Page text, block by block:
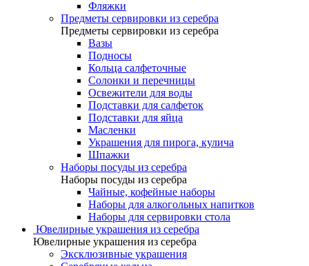
Фляжки
Предметы сервировки из серебра
Предметы сервировки из серебра
Вазы
Подносы
Кольца салфеточные
Солонки и перечницы
Освежители для воды
Подставки для салфеток
Подставки для яйца
Масленки
Украшения для пирога, кулича
Шпажки
Наборы посуды из серебра
Наборы посуды из серебра
Чайные, кофейные наборы
Наборы для алкогольных напитков
Наборы для сервировки стола
Ювелирные украшения из серебра
Ювелирные украшения из серебра
Эксклюзивные украшения